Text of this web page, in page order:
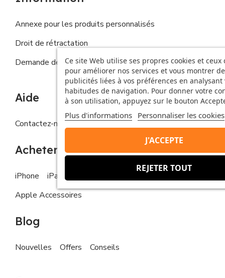
Ce site Web utilise ses propres cookies et ceux
pour améliorer nos services et vous montrer
publicités liées à vos préférences en analysant
habitudes de navigation. Pour donner votre
à son utilisation, appuyez sur le bouton
Plus d'informations Personnaliser les cookies
REJETER TOUT
J'ACCEPTE
Annexe pour les produits personnalisés
Droit de rétractation
Demande de droits de la personne concernée
Aide
Contactez-nous FAQs
Acheter
iPhone iPad
Apple Watch
Apple Accessoires
Blog
Nouvelles Offers Conseils